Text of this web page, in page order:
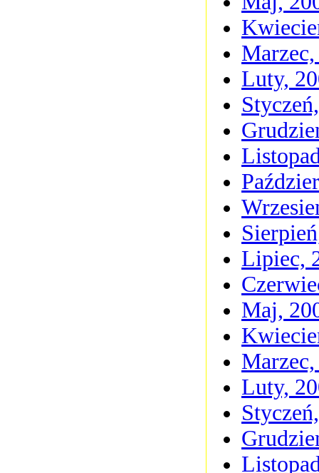
Luty,
Lipiec,
Maj,
Luty,